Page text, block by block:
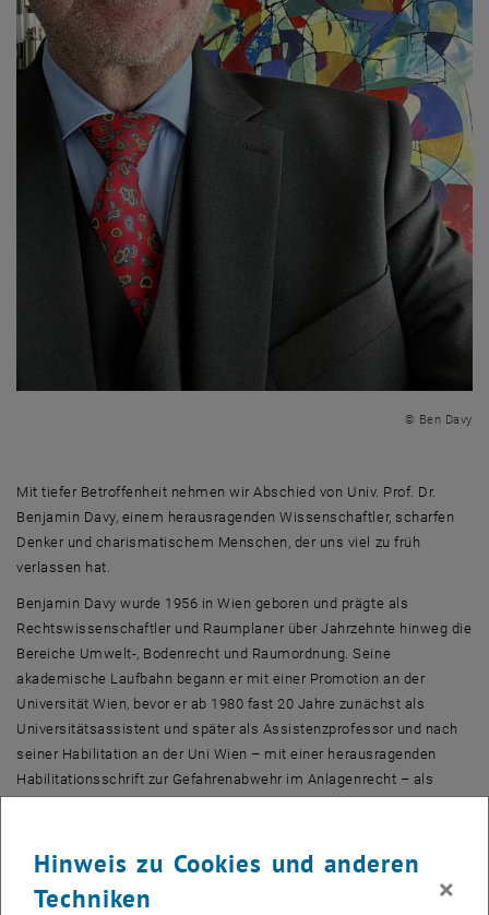
© Ben Davy
Mit tiefer Betroffenheit nehmen wir Abschied von Univ. Prof. Dr.
Benjamin Davy, einem herausragenden Wissenschaftler, scharfen
Denker und charismatischem Menschen, der uns viel zu früh
verlassen hat.
Benjamin Davy wurde 1956 in Wien geboren und prägte als
Rechtswissenschaftler und Raumplaner über Jahrzehnte hinweg die
Bereiche Umwelt-, Bodenrecht und Raumordnung. Seine
akademische Laufbahn begann er mit einer Promotion an der
Universität Wien, bevor er ab 1980 fast 20 Jahre zunächst als
Universitätsassistent und später als Assistenzprofessor und nach
seiner Habilitation an der Uni Wien – mit einer herausragenden
Habilitationsschrift zur Gefahrenabwehr im Anlagenrecht – als
war.
1998 folgte er einem Ruf der Technischen Universität Dortmund und
Hinweis zu Cookies und anderen
Techniken
×